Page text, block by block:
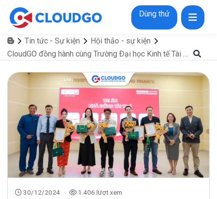
Dùng thử
Tin tức - Sự kiện
Hội thảo - sự kiện
CloudGO đồng hành cùng Trường Đại học Kinh tế Tài chính TPHCM (UEF) trong Ngày hội “Business Matching”
30/12/2024 1.406 lượt xem